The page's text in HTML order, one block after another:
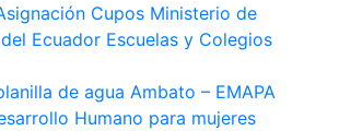
Cupos Ministerio de
Ecuador Escuelas y Colegios
de agua Ambato – EMAPA
Humano para mujeres